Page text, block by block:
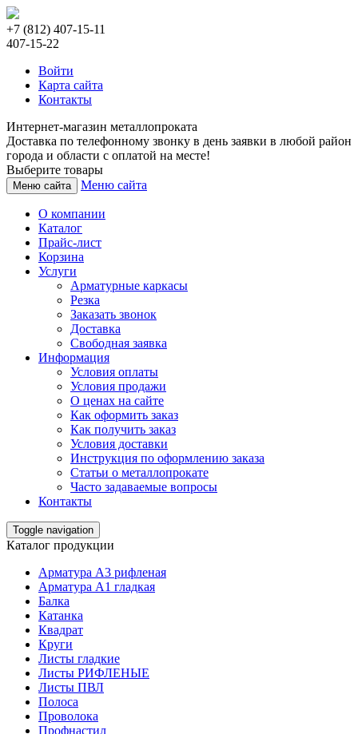
+7 (812) 407-15-11
407-15-22
Войти
Карта сайта
Контакты
Интернет-магазин металлопроката
Доставка по телефонному звонку в день заявки в любой район
города и области с оплатой на месте!
Выберите товары
Меню сайта Меню сайта
О компании
Каталог
Прайс-лист
Корзина
Услуги
Арматурные каркасы
Резка
Заказать звонок
Доставка
Свободная заявка
Информация
Условия оплаты
Условия продажи
О ценах на сайте
Как оформить заказ
Как получить заказ
Условия доставки
Инструкция по оформлению заказа
Статьи о металлопрокате
Часто задаваемые вопросы
Контакты
Toggle navigation
Каталог продукции
Арматура А3 рифленая
Арматура А1 гладкая
Балка
Катанка
Квадрат
Круги
Листы гладкие
Листы РИФЛЕНЫЕ
Листы ПВЛ
Полоса
Проволока
Профнастил